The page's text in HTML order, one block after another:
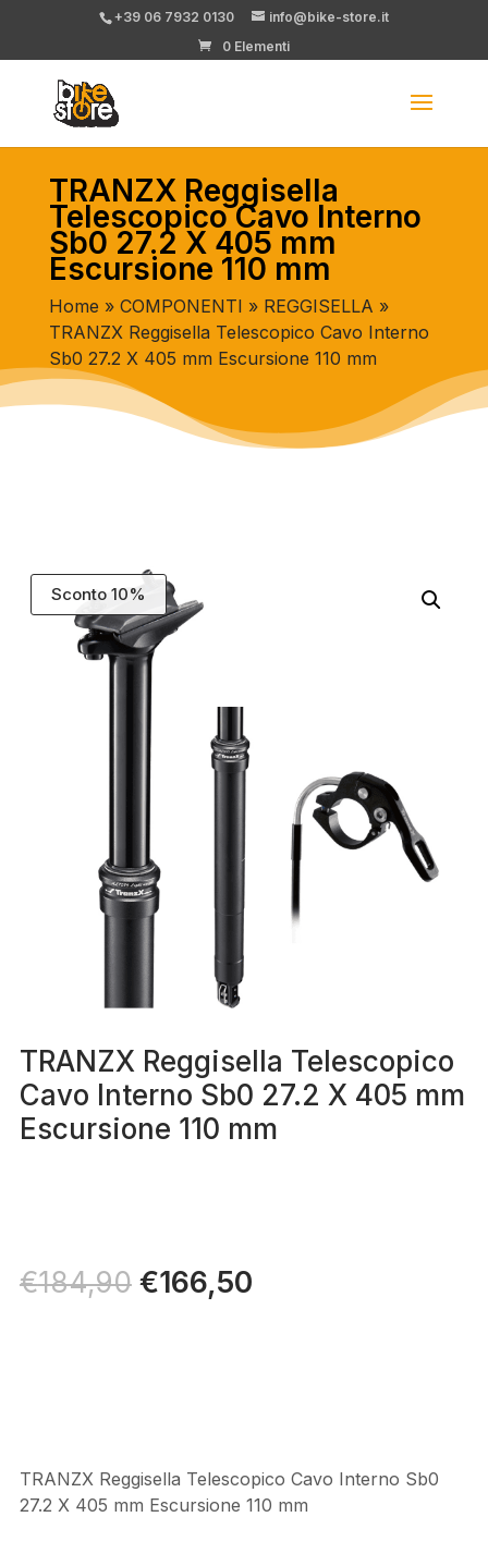
+39 06 7932 0130
info@bike-store.it
0 Elementi
TRANZX Reggisella
Telescopico Cavo Interno
Sb0 27.2 X 405 mm
Escursione 110 mm
Home » COMPONENTI » REGGISELLA »
TRANZX Reggisella Telescopico Cavo Interno
Sb0 27.2 X 405 mm Escursione 110 mm
Sconto 10%
TRANZX Reggisella Telescopico
Cavo Interno Sb0 27.2 X 405 mm
Escursione 110 mm
€184,90 Il
prezzo
€166,50Il
TRANZX Reggisella Telescopico Cavo Interno Sb0
27.2 X 405 mm Escursione 110 mm